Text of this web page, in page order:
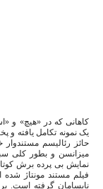
کاهانی که در «هیچ» و
یک نمونه تکامل یافته و
حائز رئالیسم
میزانسن و بطور کلی
نمایش بی پرده برش
فیلم مستند مونتاژ
نابسامان گرفته است.